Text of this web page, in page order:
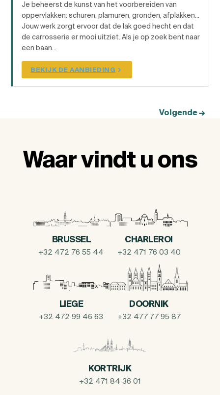
Je beheerst de kunst van het voorbereiden van
oppervlakken: schuren, plamuren, gronden, afplakken...
Jouw werk zorgt ervoor dat de lak goed hecht en dat
de carrosserie er mooi uitziet. Als je op zoek bent naar
een baan...
BEKIJK DE AANBIEDING
Volgende→
Waar vindt u ons
BRUSSEL
+32 472 76 55 44
CHARLEROI
+32 471 76 03 40
LIEGE
+32 472 99 46 63
DOORNIK
+32 477 77 95 87
KORTRIJK
+32 471 84 36 01